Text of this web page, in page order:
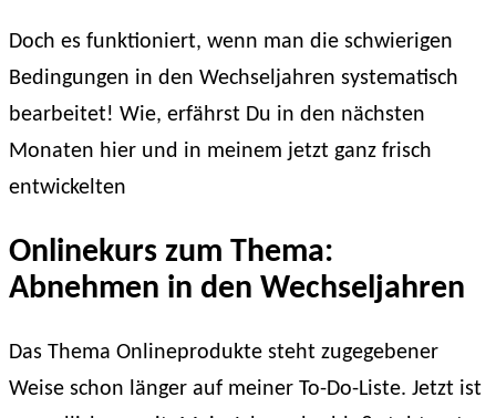
Doch es funktioniert, wenn man die schwierigen
Bedingungen in den Wechseljahren systematisch
bearbeitet! Wie, erfährst Du in den nächsten
Monaten hier und in meinem jetzt ganz frisch
entwickelten
Onlinekurs zum Thema:
Abnehmen in den Wechseljahren
Das Thema Onlineprodukte steht zugegebener
Weise schon länger auf meiner To-Do-Liste. Jetzt ist